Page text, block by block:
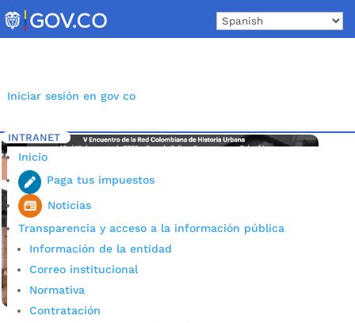
to
content
Iniciar sesión en gov co
INTRANET
Inicio
Paga tus impuestos
Noticias
Transparencia y acceso a la información pública
Información de la entidad
Correo institucional
Normativa
Contratación
Inicio 5 Etiqueta: Historia de Bucaramanga